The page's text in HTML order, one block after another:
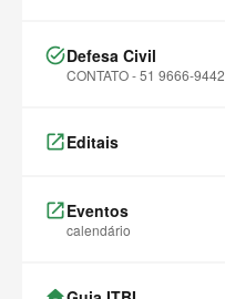
task_altDefesa Civil
CONTATO - 51 9666-9442
launchEditais
launchEventos
calendário